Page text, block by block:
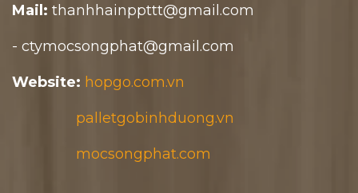
Mail: thanhhainppttt@gmail.com
- ctymocsongphat@gmail.com
Website: hopgo.com.vn
palletgobinhduong.vn
mocsongphat.com